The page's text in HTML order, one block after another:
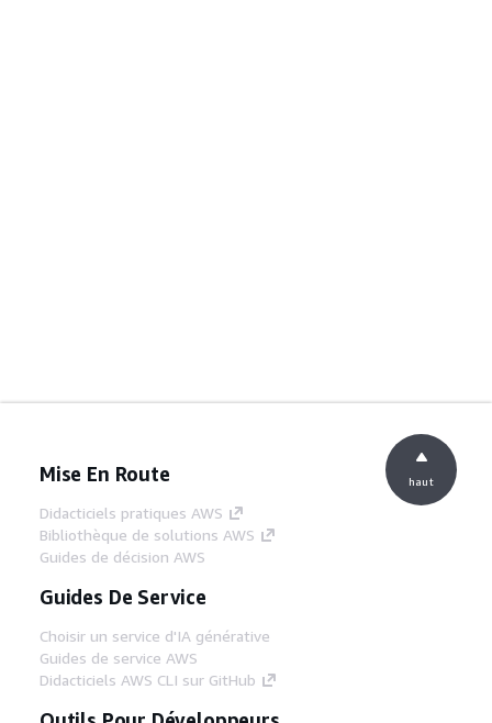
Mise En Route
Didacticiels pratiques AWS
Bibliothèque de solutions AWS
Guides de décision AWS
Guides De Service
Choisir un service d'IA générative
Guides de service AWS
Didacticiels AWS CLI sur GitHub
haut